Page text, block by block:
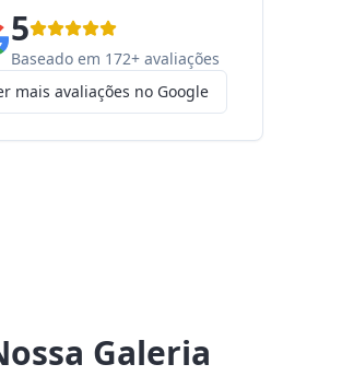
5
Baseado em 172+ avaliações
mais avaliações no Google
Galeria